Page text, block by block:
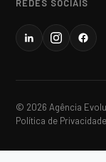
REDES SOCIAIS
© 2026 Agência
Política de Privacidade